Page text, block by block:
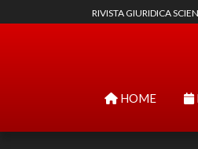
RIVISTA GIURIDICA
HOME